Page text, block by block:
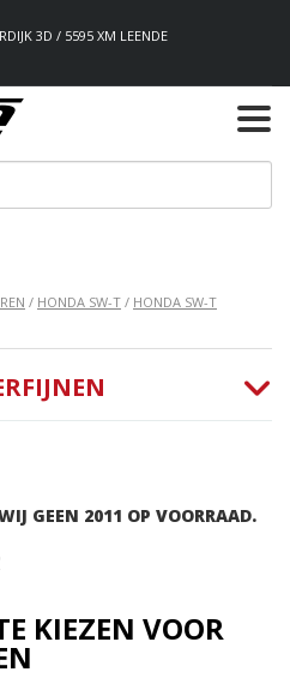
3D / 5595 XM LEENDE
/ HONDA SW-T / HONDA SW-T
GEEN 2011 OP VOORRAAD.
KIEZEN VOOR